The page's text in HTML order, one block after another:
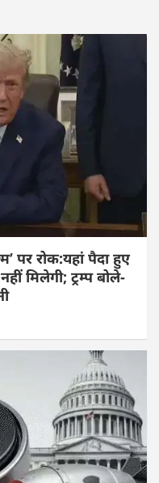
पर रोक:यहां पैदा हुए
मिलेगी; ट्रम्प बोले-